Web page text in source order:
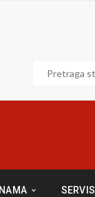
SERVIS